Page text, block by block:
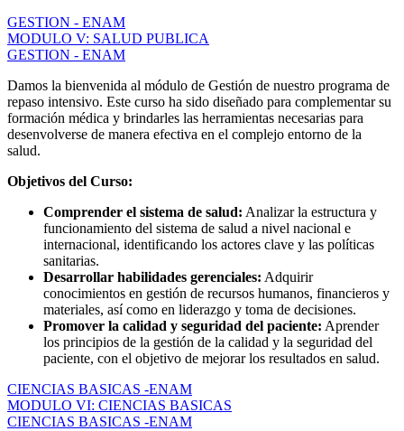
GESTION - ENAM
MODULO V: SALUD PUBLICA
GESTION - ENAM
Damos la bienvenida al módulo de Gestión de nuestro programa de
repaso intensivo. Este curso ha sido diseñado para complementar su
formación médica y brindarles las herramientas necesarias para
desenvolverse de manera efectiva en el complejo entorno de la
salud.
Objetivos del Curso:
Comprender el sistema de salud: Analizar la estructura y
funcionamiento del sistema de salud a nivel nacional e
internacional, identificando los actores clave y las políticas
sanitarias.
Desarrollar habilidades gerenciales: Adquirir
conocimientos en gestión de recursos humanos, financieros y
materiales, así como en liderazgo y toma de decisiones.
Promover la calidad y seguridad del paciente: Aprender
los principios de la gestión de la calidad y la seguridad del
paciente, con el objetivo de mejorar los resultados en salud.
CIENCIAS BASICAS -ENAM
MODULO VI: CIENCIAS BASICAS
CIENCIAS BASICAS -ENAM